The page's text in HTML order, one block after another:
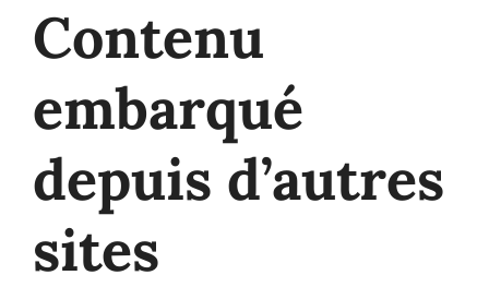
Contenu
embarqué
depuis d’autres
sites